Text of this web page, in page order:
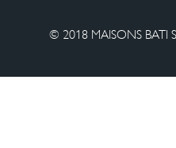
© 2018 MAISONS BATI